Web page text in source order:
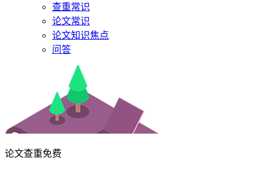
查重常识
论文常识
论文知识焦点
问答
论文查重免费